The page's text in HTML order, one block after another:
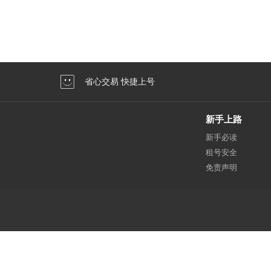
省心交易 快捷上号
新手上路
新手必读
租号安全
免责声明